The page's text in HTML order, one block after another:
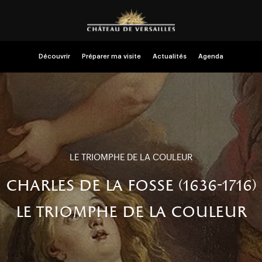
Découvrir Préparer ma visite Actualités Agenda
LE TRIOMPHE DE LA COULEUR
charles de la fosse (1636-1716)
le triomphe de la couleur